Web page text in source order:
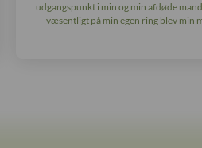
udgangspunkt i min og min afdøde
væsentligt på min egen ring blev min